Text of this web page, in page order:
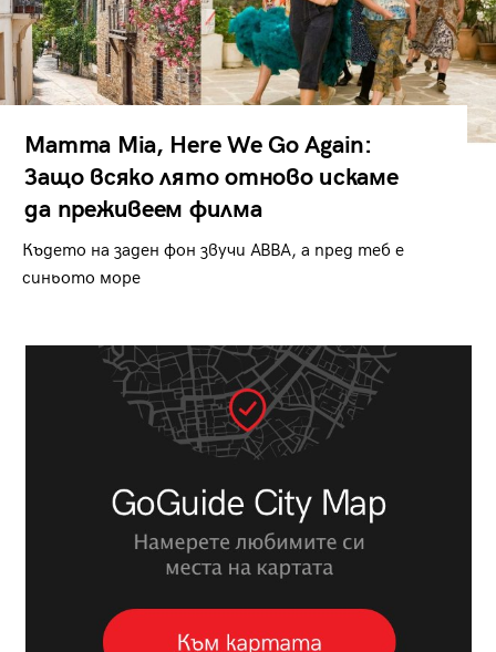
Mamma Mia, Here We Go Again:
Защо всяко лято отново искаме
да преживеем филма
Където на заден фон звучи ABBA, а пред теб е
синьото море